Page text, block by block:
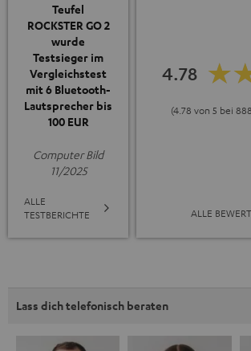
Teufel
ROCKSTER GO 2
wurde
Testsieger im
Vergleichstest
mit 6 Bluetooth-
Lautsprecher bis
100 EUR
Computer Bild
11/2025
ALLE
TESTBERICHTE
4.78
(4.78 von 5 bei
ALLE
Lass dich telefonisch beraten